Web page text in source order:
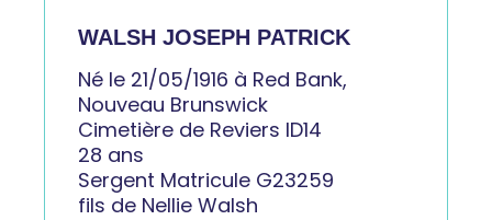
WALSH JOSEPH PATRICK
Né le 21/05/1916 à Red Bank,
Nouveau Brunswick
Cimetière de Reviers ID14
28 ans
Sergent Matricule G23259
fils de Nellie Walsh